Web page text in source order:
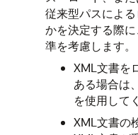
従来型パスによ
かを決定する際
準を考慮します。
XML文書を
ある場合は
を使用して
XML文書の